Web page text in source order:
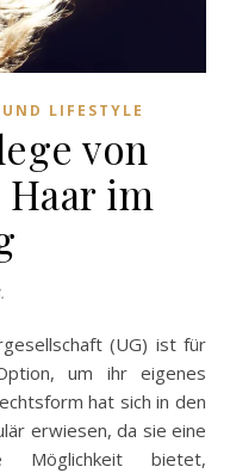
LIFESTYLE
von
im
um ihr eigenes
hat sich in den
erwiesen, da sie eine
Möglichkeit bietet,